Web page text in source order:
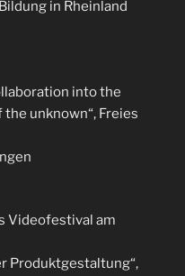
in Rheinland
into the
unknown“, Freies
Videofestival am
Produktgestaltung“,